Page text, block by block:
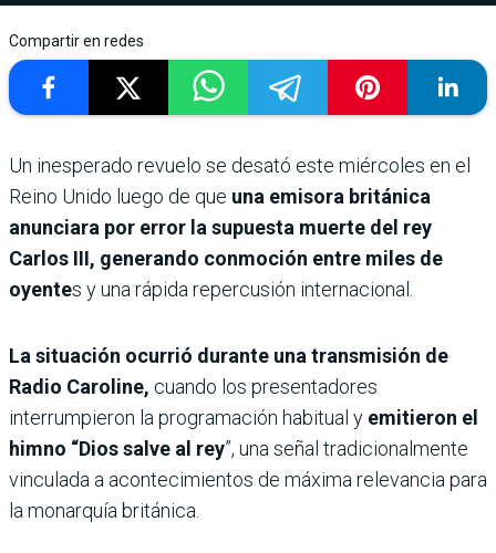
Compartir en redes
Un inesperado revuelo se desató este miércoles en el
Reino Unido luego de que una emisora británica
anunciara por error la supuesta muerte del rey
Carlos III, generando conmoción entre miles de
oyentes y una rápida repercusión internacional.
La situación ocurrió durante una transmisión de
Radio Caroline, cuando los presentadores
interrumpieron la programación habitual y emitieron el
himno “Dios salve al rey”, una señal tradicionalmente
vinculada a acontecimientos de máxima relevancia para
la monarquía británica.